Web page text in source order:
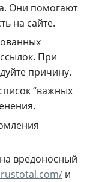
Они помогают
на сайте.
При
причину.
“важных
вредоносный
и